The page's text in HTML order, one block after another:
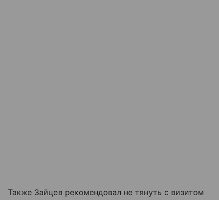
Также Зайцев рекомендовал не тянуть с визитом